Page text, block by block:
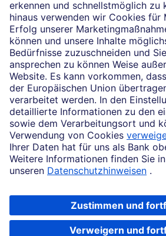
News
Impressum
Rechtliche Hinweise
Datenschutz
Zugänglichkeit
Cookie-Einstellungen